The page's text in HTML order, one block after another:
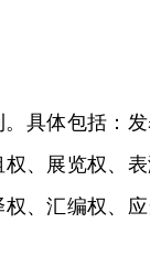
具体包括：
、展览权、
、汇编权、应